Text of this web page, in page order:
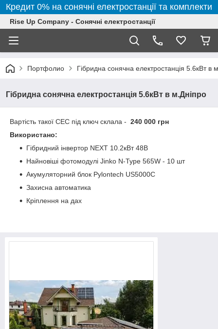
Кредит 0% на сонячні електростанції та комплекти
Rise Up Company - Сонячні електростанції
Портфолио Гібридна сонячна електростанція 5.6кВт в
Гібридна сонячна електростанція 5.6кВт в м.Дніпро
Вартість такої СЕС під ключ склала - 240 000 грн
Використано:
Гібридний інвертор NEXT 10.2кВт 48В
Найновіші фотомодулі Jinko N-Type 565W - 10 шт
Акумуляторний блок Pylontech US5000C
Захисна автоматика
Кріплення на дах